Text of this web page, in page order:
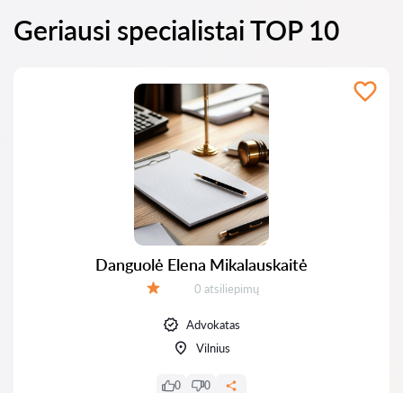
Geriausi specialistai TOP 10
Danguolė Elena Mikalauskaitė
Atsiliepimų:
0 atsiliepimų
Advokatas
Vilnius
0 0